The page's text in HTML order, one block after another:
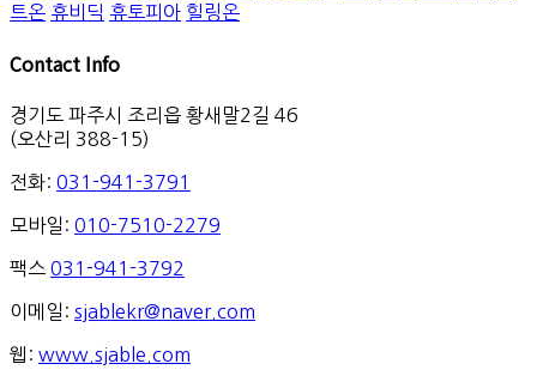
트온 휴비딕 휴토피아 힐링온
Contact Info
경기도 파주시 조리읍 황새말2길 46
(오산리 388-15)
전화: 031-941-3791
모바일: 010-7510-2279
팩스 031-941-3792
이메일: sjablekr@naver.com
웹: www.sjable.com